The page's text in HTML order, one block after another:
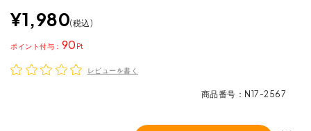
¥1,980 税込
90
ポイント
レビューを書く
商品番号 N17-2567